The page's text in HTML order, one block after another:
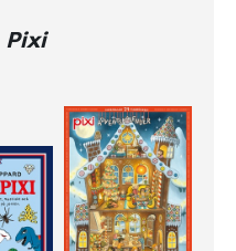
Pixi